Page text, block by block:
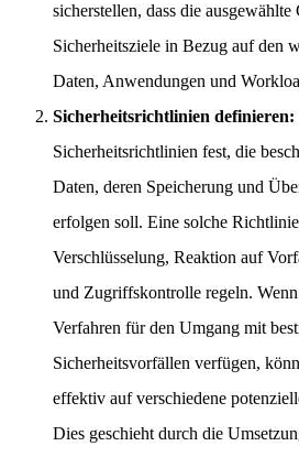
sicherstellen, dass die
Sicherheitsziele in Bezug auf den
Daten, Anwendungen und
Sicherheitsrichtlinien definieren:
Sicherheitsrichtlinien fest, die
Daten, deren Speicherung und
erfolgen soll. Eine solche
Verschlüsselung, Reaktion auf
und Zugriffskontrolle regeln.
Verfahren für den Umgang mit
Sicherheitsvorfällen verfügen,
effektiv auf verschiedene
Dies geschieht durch die